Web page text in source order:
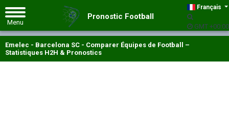
Français
GMT +00:00
Pronostic Football
Emelec - Barcelona SC - Comparer Équipes de Football –
Statistiques H2H & Pronostics